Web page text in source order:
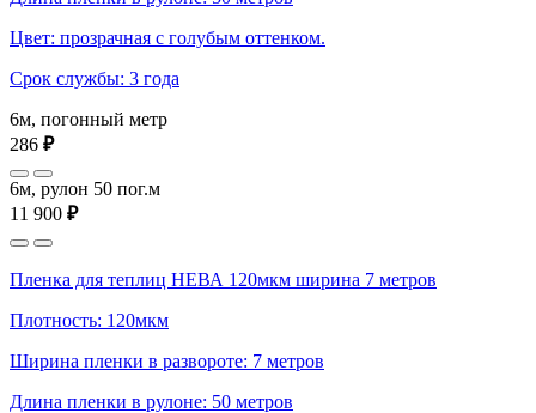
Цвет: прозрачная с голубым оттенком.
Срок службы: 3 года
6м, погонный метр
286 ₽
6м, рулон 50 пог.м
11 900 ₽
Пленка для теплиц НЕВА 120мкм ширина 7 метров
Плотность: 120мкм
Ширина пленки в развороте: 7 метров
Длина пленки в рулоне: 50 метров